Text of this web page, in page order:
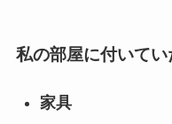
私の部屋に付いてい
家具